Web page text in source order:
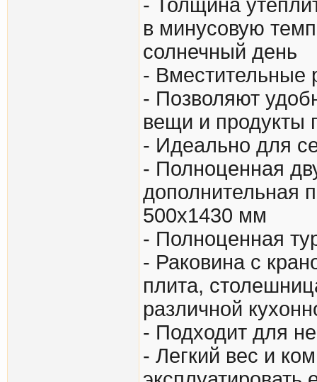
- Толщина
в минусовую
солнечный день
- Вместительные
- Позволяют
вещи и продукты
- Идеально для
- Полноценная
дополнительная
500х1430 мм
- Полноценная
- Раковина с
плита,
различной
- Подходит для
- Легкий вес и